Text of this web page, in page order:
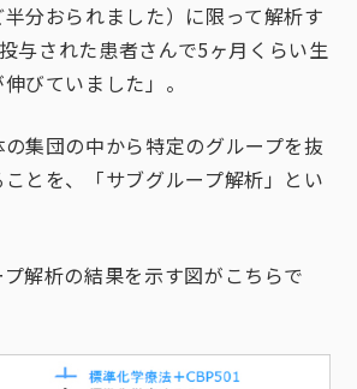
半分おられました）に限って解析す
与された患者さんで5ヶ月くらい生
びていました」。
集団の中から特定のグループを抜
とを、「サブグループ解析」とい
解析の結果を示す図がこちらで